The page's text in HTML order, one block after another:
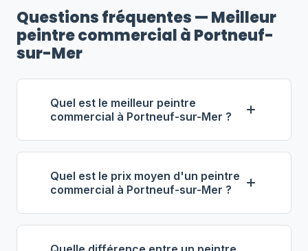
Questions fréquentes — Meilleur
peintre commercial à Portneuf-
sur-Mer
Quel est le meilleur peintre
commercial à Portneuf-sur-Mer ?
Selon notre classement,Savard
Peinture Commerciale inc.
(propriétaire : Louis Savard) se
entrepreneur commercial à Portneuf-
sur-Mer. Note : 4.6/5 (55 avis), 12 ans
Quel est le prix moyen d'un peintre
commercial à Portneuf-sur-Mer ?
À Portneuf-sur-Mer, les entrepreneurs
en peinture commerciale facturent